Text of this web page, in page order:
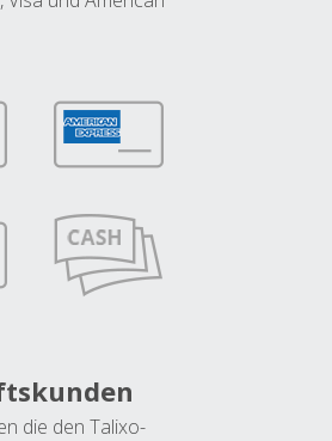
die den Talixo-